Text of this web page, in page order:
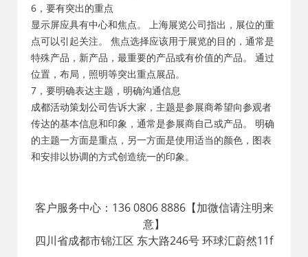
6，要有突出的重点
显示屏应具有中心和焦点。 上海展览公司指出，展位的重
点可以引起关注。 焦点选择应该用于展览的目的，通常是
特殊产品，新产品，最重要的产品或有价值的产品。 通过
位置，布局，照明等突出重点展品。
7，要明确表达主题，明确沟通信息
成都活动策划公司告诉大家，主题是参展商希望向参观者
传达的基本信息和印象，通常是参展商自己或产品。 明确
的主题一方面是重点，另一方面是使用适当的颜色，图表
和安排以协调的方式创造统一的印象。
客户服务中心：136 0806 8886【加微信请注明来
意】
四川省成都市锦江区 东大路246号 环球汇蔚然11f